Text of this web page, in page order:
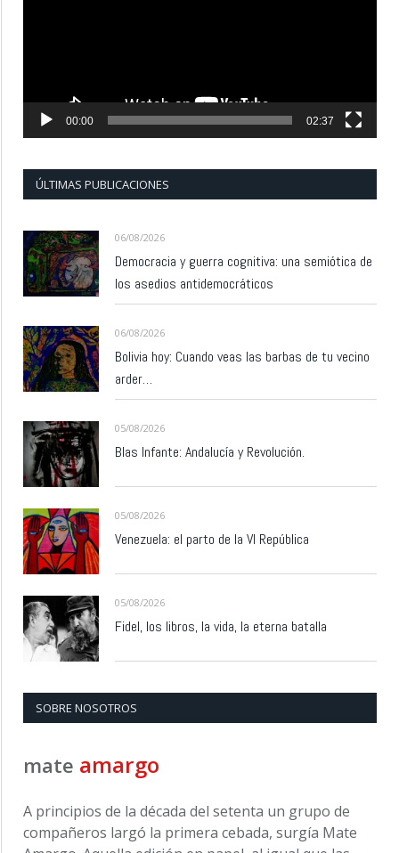
00:00 02:37
ÚLTIMAS PUBLICACIONES
06/08/2026
Democracia y guerra cognitiva: una semiótica de
los asedios antidemocráticos
06/08/2026
Bolivia hoy: Cuando veas las barbas de tu vecino
arder…
05/08/2026
Blas Infante: Andalucía y Revolución.
05/08/2026
Venezuela: el parto de la VI República
05/08/2026
Fidel, los libros, la vida, la eterna batalla
SOBRE NOSOTROS
mate amargo
A principios de la década del setenta un grupo de
compañeros largó la primera cebada, surgía Mate